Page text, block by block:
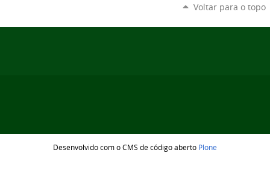
Voltar para o topo
Desenvolvido com o CMS de código aberto Plone